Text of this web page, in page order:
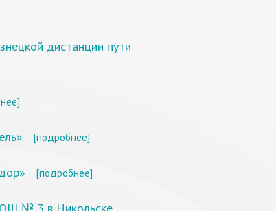
дистанции пути
[подробнее]
[подробнее]